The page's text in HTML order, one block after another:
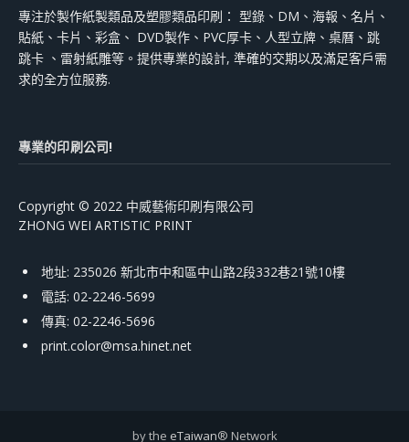
專注於製作紙製類品及塑膠類品印刷： 型錄、DM、海報、名片、
貼紙、卡片、彩盒、 DVD製作、PVC厚卡、人型立牌、桌曆、跳
跳卡 、雷射紙雕等。提供專業的設計, 準確的交期以及滿足客戶需
求的全方位服務.
專業的印刷公司!
Copyright © 2022 中威藝術印刷有限公司
ZHONG WEI ARTISTIC PRINT
地址: 235026 新北市中和區中山路2段332巷21號10樓
電話: 02-2246-5699
傳真: 02-2246-5696
print.color@msa.hinet.net
by the eTaiwan® Network